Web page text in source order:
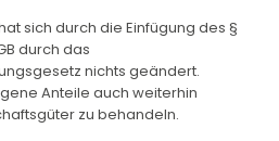
sich durch die Einfügung des §
durch das
nichts geändert.
Anteile auch weiterhin
zu behandeln.